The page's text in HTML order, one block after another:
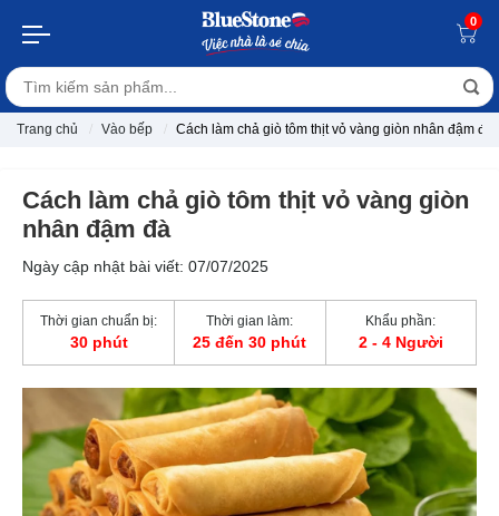
0
Trang chủ Vào bếp Cách làm chả giò tôm thịt vỏ vàng giòn nhân đậm đà
Cách làm chả giò tôm thịt vỏ vàng giòn
nhân đậm đà
Ngày cập nhật bài viết: 07/07/2025
Thời gian chuẩn bị:
30 phút
Thời gian làm:
25 đến 30 phút
Khẩu phần:
2 - 4 Người